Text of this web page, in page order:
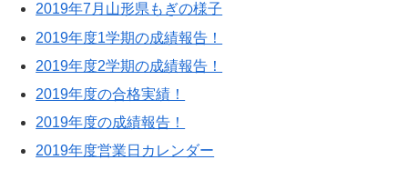
2019年7月山形県もぎの様子
2019年度1学期の成績報告！
2019年度2学期の成績報告！
2019年度の合格実績！
2019年度の成績報告！
2019年度営業日カレンダー